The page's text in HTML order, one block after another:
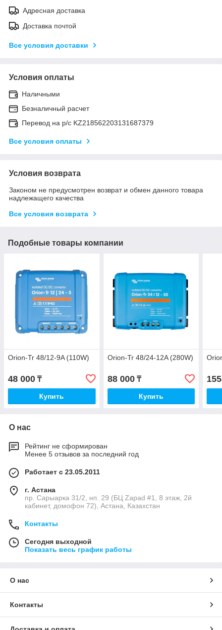
Адресная доставка
Доставка почтой
Все условия доставки
Условия оплаты
Наличными
Безналичный расчет
Перевод на р/с KZ218562203131687379
Все условия оплаты
Условия возврата
Законом не предусмотрен возврат и обмен данного товара
надлежащего качества
Все условия возврата
Подобные товары компании
Orion-Tr 48/12-9A (110W)
48 000 ₸
Купить
Orion-Tr 48/24-12A (280W)
88 000₸
Купить
О нас
Рейтинг не сформирован
Менее 5 отзывов за последний год
Работает с 23.05.2011
г. Астана
пр. Сарыарка 31/2, нп. 29 (БЦ Zapad #1, 8 этаж, 2й
кабинет, домофон 72), Астана, Казахстан
Контакты
Сегодня выходной
Показать весь график работы
О нас
Контакты